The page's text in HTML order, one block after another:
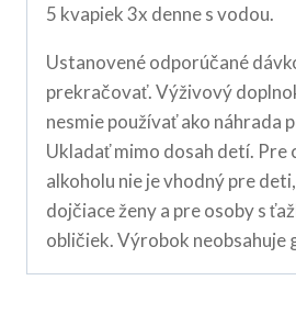
5 kvapiek 3x denne s vodou.
Ustanovené odporúčané
prekračovať. Výživový
nesmie používať ako náhrada
Ukladať mimo dosah detí. Pre
alkoholu nie je vhodný pre
dojčiace ženy a pre osoby s
obličiek. Výrobok neobsahuje